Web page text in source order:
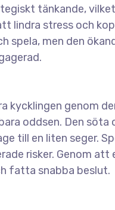
tänkande,
lindra stress och
spela, men den
kycklingen genom
oddsen. Den söta
till en liten seger.
risker. Genom att
fatta snabba beslut.